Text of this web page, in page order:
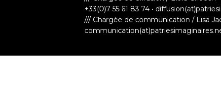
+33(0)7 55 61 83 74 •
/// Chargée de communication / Lisa